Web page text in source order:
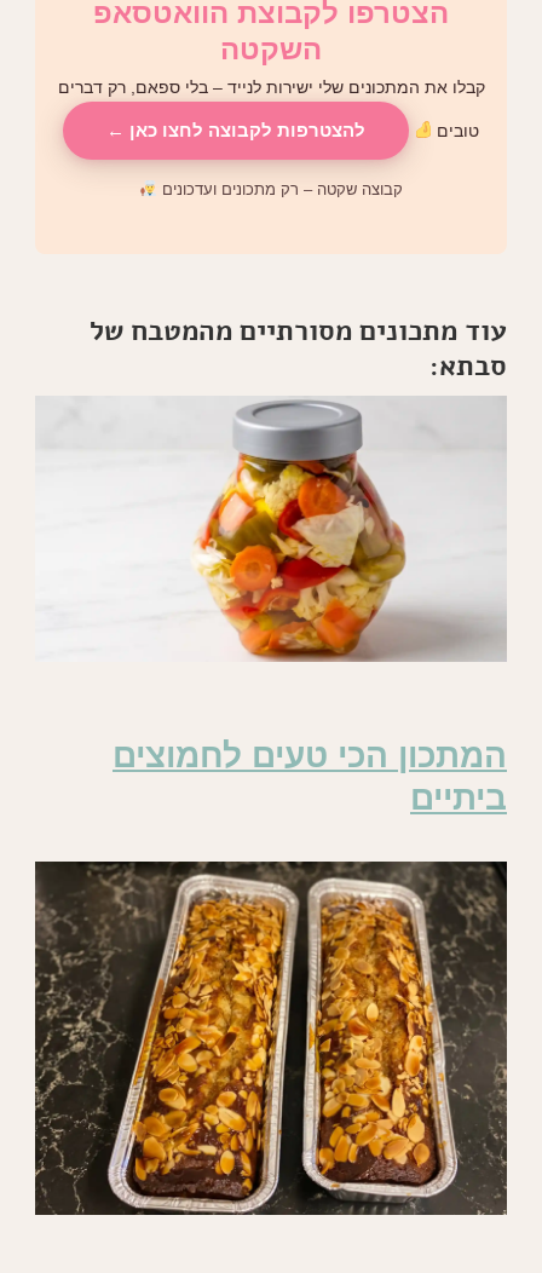
הצטרפו לקבוצת הוואטסאפ
השקטה
קבלו את המתכונים שלי ישירות לנייד – בלי ספאם, רק דברים
טובים להצטרפות לקבוצה לחצו כאן ←
קבוצה שקטה – רק מתכונים ועדכונים
עוד מתכונים מסורתיים מהמטבח של
סבתא:
המתכון הכי טעים לחמוצים
ביתיים